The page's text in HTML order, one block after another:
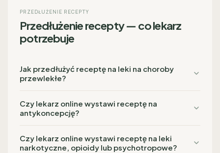
PRZEDŁUŻENIE RECEPTY
Przedłużenie recepty — co lekarz
potrzebuje
Jak przedłużyć receptę na leki na choroby
przewlekłe?
Czy lekarz online wystawi receptę na
antykoncepcję?
Czy lekarz online wystawi receptę na leki
narkotyczne, opioidy lub psychotropowe?